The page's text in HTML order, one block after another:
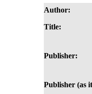
Author:
Title:
Publisher:
Publisher (as